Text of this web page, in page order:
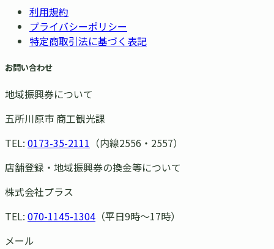
利用規約
プライバシーポリシー
特定商取引法に基づく表記
お問い合わせ
地域振興券について
五所川原市 商工観光課
TEL: 0173-35-2111 （内線2556・2557）
店舗登録・地域振興券の換金等について
株式会社プラス
TEL: 070-1145-1304 （平日9時〜17時）
メール